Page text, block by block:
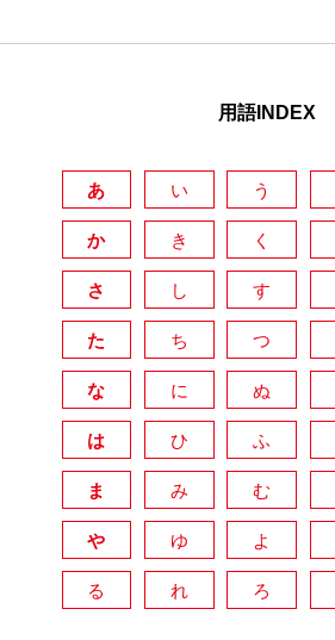
用語INDEX
あ い う
か き く
さ し す
た ち つ
な に ぬ
は ひ ふ
ま み む
や ゆ よ
る れ ろ